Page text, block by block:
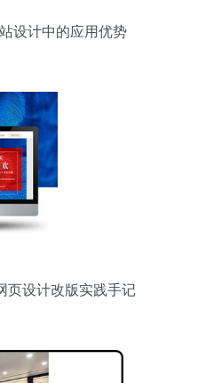
设计中的应用优势
页设计改版实践手记